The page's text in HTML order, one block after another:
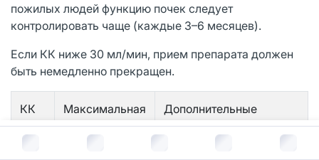
В корзину за руб.
пожилых людей функцию почек следует
контролировать чаще (каждые 3–6 месяцев).
Если КК ниже 30 мл/мин, прием препарата должен
быть немедленно прекращен.
КК
(мл/
Максимальная
суточная доза
Дополнительные
сведения